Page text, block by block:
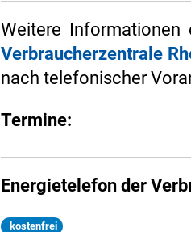
Weitere Informationen
Verbraucherzentrale
nach telefonischer
Termine:
Energietelefon der
kostenfrei